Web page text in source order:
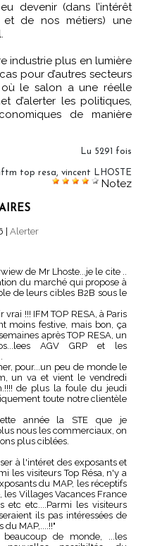
devenir (dans l’intérêt
de nos métiers) une
industrie plus en lumière
pour d’autres secteurs
où le salon a une réelle
d’alerter les politiques,
de manière
Lu 5291 fois
top resa, vincent LHOSTE
Notez
Alerter
de Mr Lhoste...je le cite ..
du marché qui propose à
de leurs cibles B2B sous le
!!! IFM TOP RESA, à Paris
moins festive, mais bon, ça
après TOP RESA, un
AGV GRP et les
pour...un peu de monde le
un va et vient le vendredi
de plus la foule du jeudi
toute notre clientèle
année la STE que je
nous les commerciaux, on
plus ciblées.
à l'intéret des exposants et
les visiteurs Top Résa, n'y a
du MAP, les réceptifs
les Villages Vacances France
etc etc....Parmi les visiteurs
ils pas intéressées de
MAP,....!!"
de monde, ...les